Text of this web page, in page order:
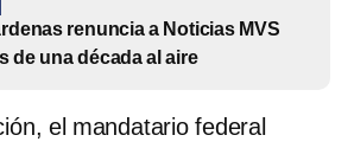
renuncia a Noticias MVS
de una década al aire
el mandatario federal